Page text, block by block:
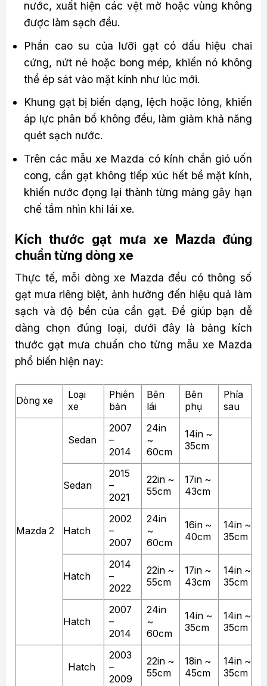
nước, xuất hiện các vệt mờ hoặc vùng không
được làm sạch đều.
Phần cao su của lưỡi gạt có dấu hiệu chai
cứng, nứt nẻ hoặc bong mép, khiến nó không
thể ép sát vào mặt kính như lúc mới.
Khung gạt bị biến dạng, lệch hoặc lỏng, khiến
áp lực phân bổ không đều, làm giảm khả năng
quét sạch nước.
Trên các mẫu xe Mazda có kính chắn gió uốn
cong, cần gạt không tiếp xúc hết bề mặt kính,
khiến nước đọng lại thành từng mảng gây hạn
chế tầm nhìn khi lái xe.
Kích thước gạt mưa xe Mazda đúng
chuẩn từng dòng xe
Thực tế, mỗi dòng xe Mazda đều có thông số
gạt mưa riêng biệt, ảnh hưởng đến hiệu quả làm
sạch và độ bền của cần gạt. Để giúp bạn dễ
dàng chọn đúng loại, dưới đây là bảng kích
thước gạt mưa chuẩn cho từng mẫu xe Mazda
phổ biến hiện nay:
Dòng xe
Loại
xe
Phiên
bản
Bên
lái
Bên
phụ
Phía
sau
Mazda 2
Sedan
2007
–
2014
24in
~
60cm
14in ~
35cm
Sedan
2015
–
2021
22in ~
55cm
17in ~
43cm
Hatch
2002
–
2007
24in
~
60cm
16in ~
40cm
14in ~
35cm
Hatch
2014
–
2022
22in ~
55cm
17in ~
43cm
14in ~
35cm
Hatch
2007
–
2014
24in
~
60cm
14in ~
35cm
14in ~
35cm
Hatch
2003
–
2009
22in ~
55cm
18in ~
45cm
14in ~
35cm